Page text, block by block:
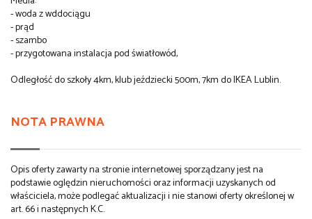
- woda z wddociągu
- prąd
- szambo
- przygotowana instalacja pod światłowód,
Odległość do szkoły 4km, klub jeździecki 500m, 7km do IKEA Lublin.
NOTA PRAWNA
Opis oferty zawarty na stronie internetowej sporządzany jest na
podstawie oględzin nieruchomości oraz informacji uzyskanych od
właściciela, może podlegać aktualizacji i nie stanowi oferty określonej w
art. 66 i następnych K.C.